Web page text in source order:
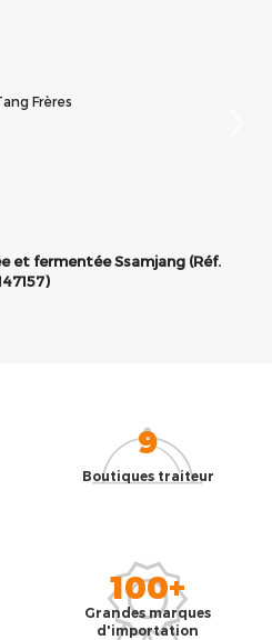
et fermentée Ssamjang (Réf.
9
Boutiques traiteur
100+
Grandes marques
d'importation